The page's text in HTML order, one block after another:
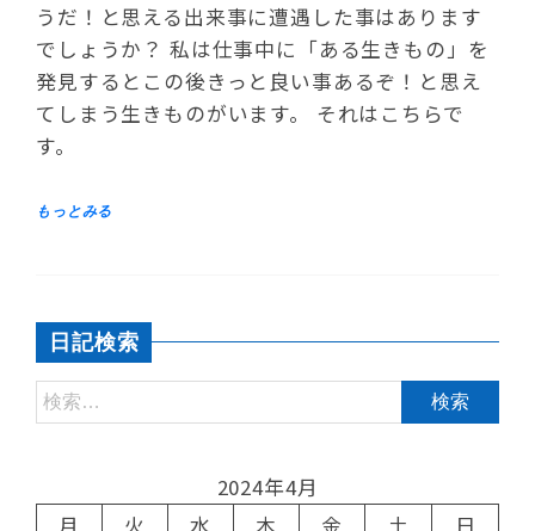
うだ！と思える出来事に遭遇した事はあります
でしょうか？ 私は仕事中に「ある生きもの」を
発見するとこの後きっと良い事あるぞ！と思え
てしまう生きものがいます。 それはこちらで
す。
日記検索
2024年4月
月
火 水 木 金 土
日